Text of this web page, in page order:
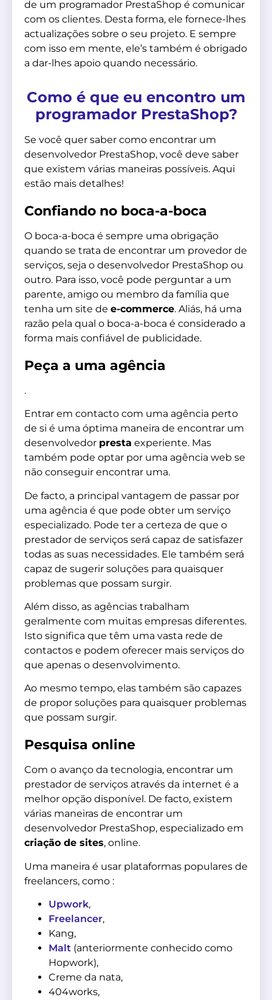
de um programador PrestaShop é comunicar
com os clientes. Desta forma, ele fornece-lhes
actualizações sobre o seu projeto. E sempre
com isso em mente, ele’s também é obrigado
a dar-lhes apoio quando necessário.
Como é que eu encontro um
programador PrestaShop?
Se você quer saber como encontrar um
desenvolvedor PrestaShop, você deve saber
que existem várias maneiras possíveis. Aqui
estão mais detalhes!
Confiando no boca-a-boca
O boca-a-boca é sempre uma obrigação
quando se trata de encontrar um provedor de
serviços, seja o desenvolvedor PrestaShop ou
outro. Para isso, você pode perguntar a um
parente, amigo ou membro da família que
tenha um site de e-commerce. Aliás, há uma
razão pela qual o boca-a-boca é considerado a
forma mais confiável de publicidade.
Peça a uma agência
.
Entrar em contacto com uma agência perto
de si é uma óptima maneira de encontrar um
desenvolvedor presta experiente. Mas
também pode optar por uma agência web se
não conseguir encontrar uma.
De facto, a principal vantagem de passar por
uma agência é que pode obter um serviço
especializado. Pode ter a certeza de que o
prestador de serviços será capaz de satisfazer
todas as suas necessidades. Ele também será
capaz de sugerir soluções para quaisquer
problemas que possam surgir.
Além disso, as agências trabalham
geralmente com muitas empresas diferentes.
Isto significa que têm uma vasta rede de
contactos e podem oferecer mais serviços do
que apenas o desenvolvimento.
Ao mesmo tempo, elas também são capazes
de propor soluções para quaisquer problemas
que possam surgir.
Pesquisa online
Com o avanço da tecnologia, encontrar um
prestador de serviços através da internet é a
melhor opção disponível. De facto, existem
várias maneiras de encontrar um
desenvolvedor PrestaShop, especializado em
criação de sites, online.
Uma maneira é usar plataformas populares de
freelancers, como :
Upwork,
Freelancer,
Kang,
Malt (anteriormente conhecido como
Hopwork),
Creme da nata,
404works,